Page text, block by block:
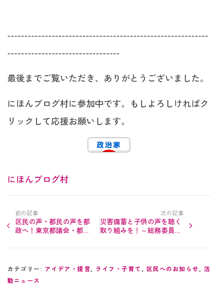
-----------------------------------------------------------
---------------------------------
最後までご覧いただき、ありがとうございました。
にほんブログ村に参加中です。もしよろしければク
リックして応援お願いします。
にほんブログ村
前の記事
区民の声・都民の声を都
政へ！東京都議会・都フ
次の記事
災害備蓄と子供の声を聴く
取り組みを！～総務委員会
カテゴリー: アイデア・提言, ライフ・子育て , 区民へのお知らせ, 活
動ニュース